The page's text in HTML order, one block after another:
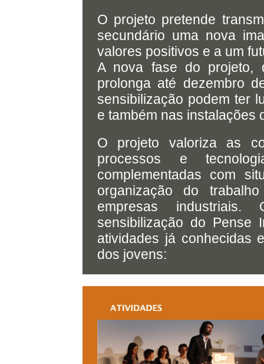
O projeto pretende
secundário uma nova
valores positivos e a um
A nova fase do projeto,
prolonga até dezembro
sensibilização podem ter
e também nas instalações
O projeto valoriza as
processos e
complementadas com
organização do
empresas
sensibilização do Pense
atividades já conhecidas
dos jovens: